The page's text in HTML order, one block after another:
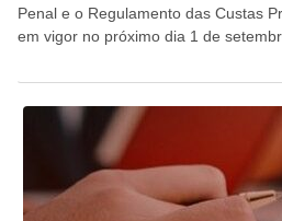
Penal e o Regulamento das Custas
em vigor no próximo dia 1 de